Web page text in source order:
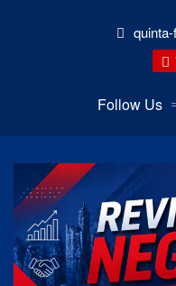
Follow Us